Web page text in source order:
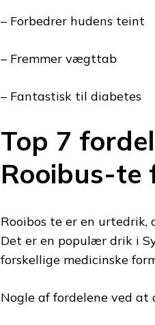
– Forbedrer hudens teint
– Fremmer vægttab
– Fantastisk til diabetes
Top 7
Rooibus-te
Rooibos te er en urtedrik,
Det er en populær drik i
forskellige medicinske
Nogle af fordelene ved at